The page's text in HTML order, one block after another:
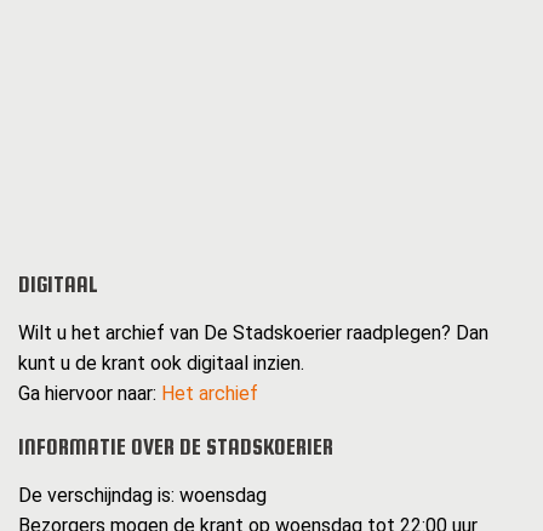
DIGITAAL
Wilt u het archief van De Stadskoerier raadplegen? Dan
kunt u de krant ook digitaal inzien.
Ga hiervoor naar: Het archief
INFORMATIE OVER DE STADSKOERIER
De verschijndag is: woensdag
Bezorgers mogen de krant op woensdag tot 22:00 uur